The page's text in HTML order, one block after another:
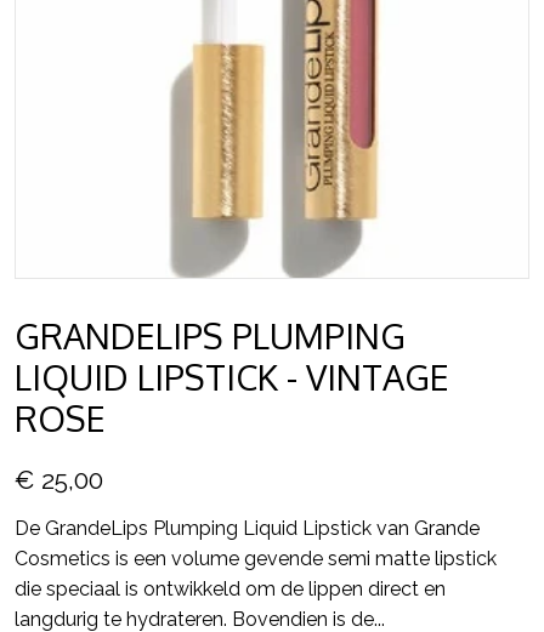
GRANDELIPS PLUMPING
LIQUID LIPSTICK - VINTAGE
ROSE
€ 25,00
De GrandeLips Plumping Liquid Lipstick van Grande
Cosmetics is een volume gevende semi matte lipstick
die speciaal is ontwikkeld om de lippen direct en
langdurig te hydrateren. Bovendien is de...